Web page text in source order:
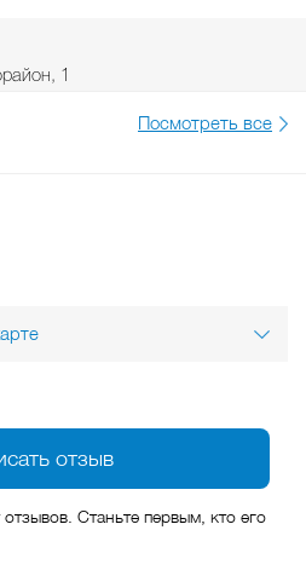
1
Посмотреть все
отзыв
Станьте первым, кто его